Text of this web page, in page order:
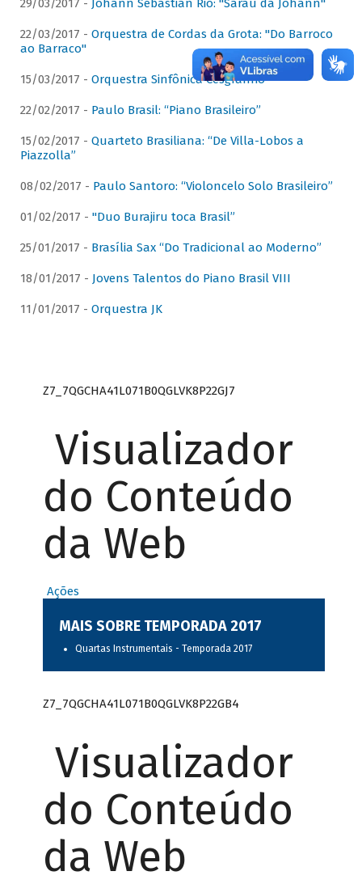
29/03/2017 - Johann Sebastian Rio: "Sarau da Johann"
22/03/2017 - Orquestra de Cordas da Grota: "Do Barroco
ao Barraco"
15/03/2017 - Orquestra Sinfônica Cesgranrio
22/02/2017 - Paulo Brasil: “Piano Brasileiro”
15/02/2017 - Quarteto Brasiliana: “De Villa-Lobos a
Piazzolla”
08/02/2017 - Paulo Santoro: “Violoncelo Solo Brasileiro”
01/02/2017 - "Duo Burajiru toca Brasil”
25/01/2017 - Brasília Sax “Do Tradicional ao Moderno”
18/01/2017 - Jovens Talentos do Piano Brasil VIII
11/01/2017 - Orquestra JK
Z7_7QGCHA41L071B0QGLVK8P22GJ7
Visualizador
do Conteúdo
da Web
Ações
MAIS SOBRE TEMPORADA 2017
Quartas Instrumentais - Temporada 2017
Z7_7QGCHA41L071B0QGLVK8P22GB4
Visualizador
do Conteúdo
da Web